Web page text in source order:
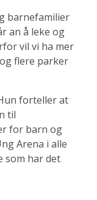
barnefamilier
an å leke og
vil vi ha mer
flere parker
forteller at
til
for barn og
Arena i alle
som har det